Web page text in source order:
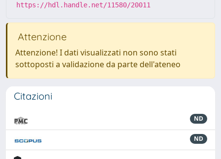
https://hdl.handle.net/11580/20011
Attenzione
Attenzione! I dati visualizzati non sono stati
sottoposti a validazione da parte dell'ateneo
Citazioni
ND
ND